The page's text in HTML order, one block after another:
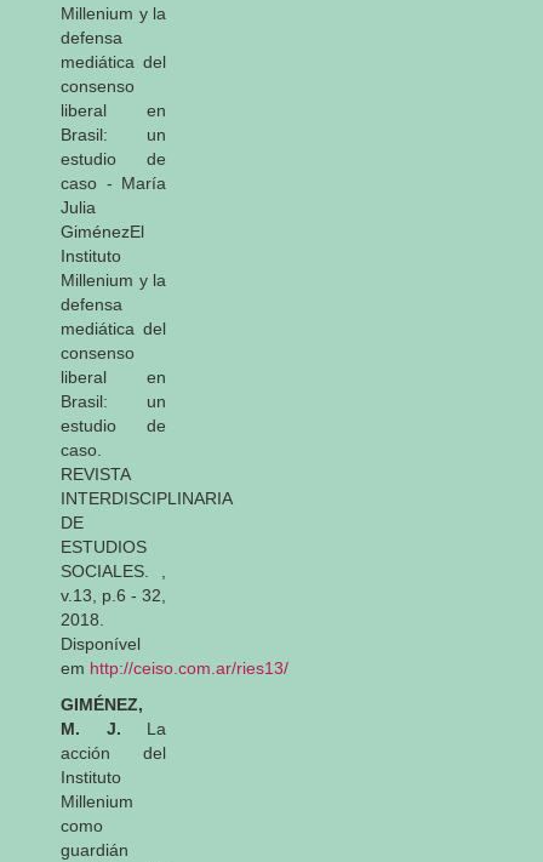
Millenium y la
defensa
mediática del
consenso
liberal en
Brasil: un
estudio de
caso - María
Julia
GiménezEl
Instituto
Millenium y la
defensa
mediática del
consenso
liberal en
Brasil: un
estudio de
caso.
REVISTA
INTERDISCIPLINARIA
DE
ESTUDIOS
SOCIALES. ,
v.13, p.6 - 32,
2018.
Disponível
em http://ceiso.com.ar/ries13/
GIMÉNEZ,
M. J. La
acción del
Instituto
Millenium
como
guardián